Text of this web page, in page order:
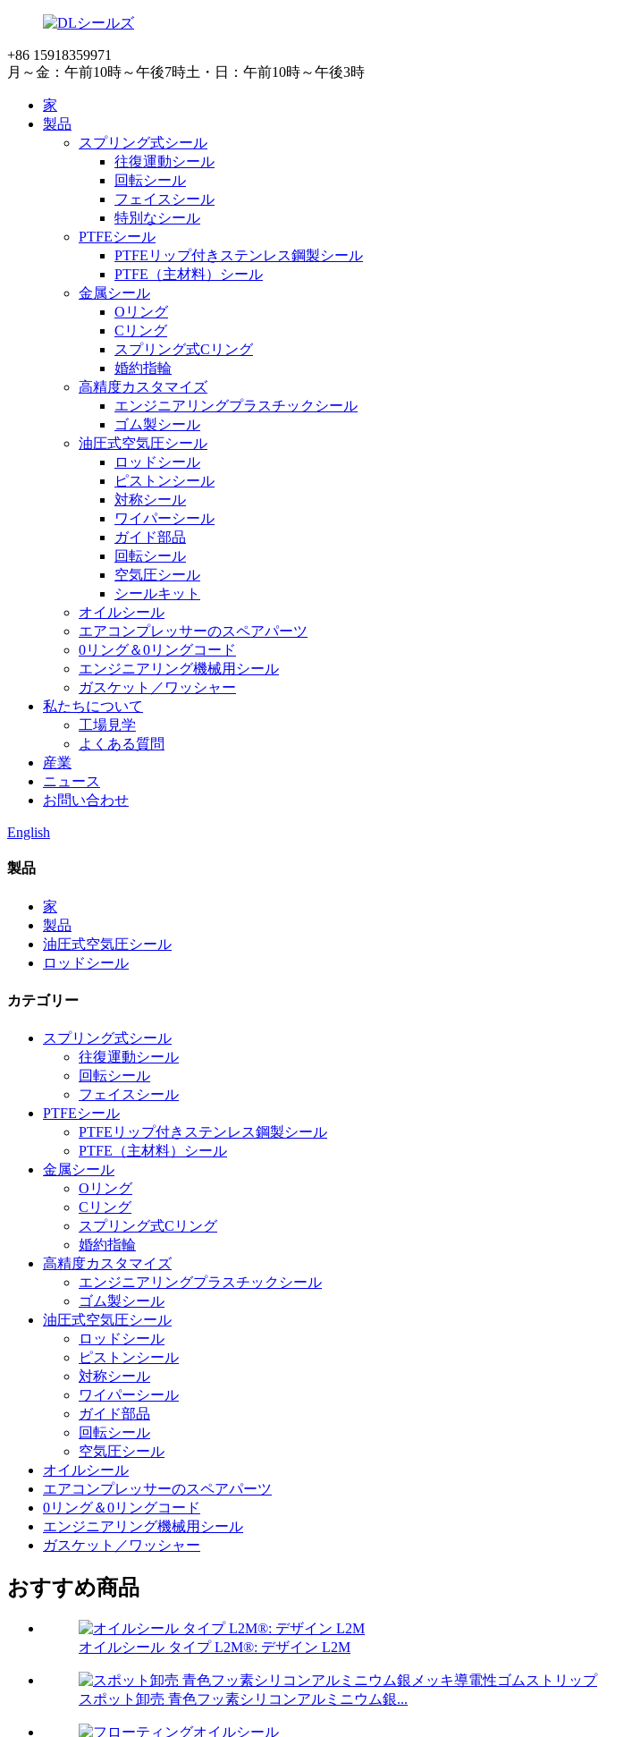
+86 15918359971
月～金：午前10時～午後7時土・日：午前10時～午後3時
家
製品
スプリング式シール
往復運動シール
回転シール
フェイスシール
特別なシール
PTFEシール
PTFEリップ付きステンレス鋼製シール
PTFE（主材料）シール
金属シール
Oリング
Cリング
スプリング式Cリング
婚約指輪
高精度カスタマイズ
エンジニアリングプラスチックシール
ゴム製シール
油圧式空気圧シール
ロッドシール
ピストンシール
対称シール
ワイパーシール
ガイド部品
回転シール
空気圧シール
シールキット
オイルシール
エアコンプレッサーのスペアパーツ
0リング＆0リングコード
エンジニアリング機械用シール
ガスケット／ワッシャー
私たちについて
工場見学
よくある質問
産業
ニュース
お問い合わせ
English
製品
家
製品
油圧式空気圧シール
ロッドシール
カテゴリー
スプリング式シール
往復運動シール
回転シール
フェイスシール
PTFEシール
PTFEリップ付きステンレス鋼製シール
PTFE（主材料）シール
金属シール
Oリング
Cリング
スプリング式Cリング
婚約指輪
高精度カスタマイズ
エンジニアリングプラスチックシール
ゴム製シール
油圧式空気圧シール
ロッドシール
ピストンシール
対称シール
ワイパーシール
ガイド部品
回転シール
空気圧シール
オイルシール
エアコンプレッサーのスペアパーツ
0リング＆0リングコード
エンジニアリング機械用シール
ガスケット／ワッシャー
おすすめ商品
オイルシール タイプ L2M®: デザイン L2M
スポット卸売 青色フッ素シリコンアルミニウム銀...